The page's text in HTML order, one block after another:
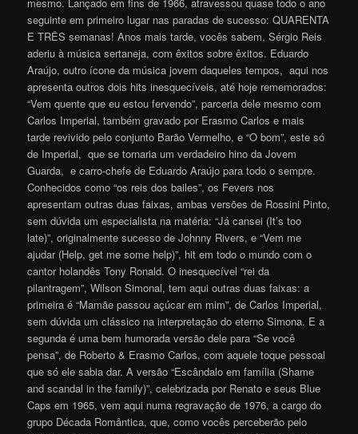
seguinte em primeiro lugar nas paradas de sucesso: QUARENTA
E TRÊS semanas! Anos mais tarde, vocês sabem, Sérgio Reis
aderiu à música sertaneja, com êxitos sobre êxitos. Eduardo
Araújo, outro ícone da música jovem daqueles tempos, aqui nos
apresenta outros dois hits inesquecíveis, até hoje rememorados:
“Vem quente que eu estou fervendo”, parceria dele mesmo com
Carlos Imperial, também gravado por Erasmo Carlos e mais
tarde revivido pelo conjunto Barão Vermelho, e “O bom”, este só
de Imperial, que se tornaria um verdadeiro hino da Jovem
Guarda, e carro-chefe de Eduardo Araújo para todo o sempre.
Conhecidos como “os reis dos bailes”, os Fevers nos
apresentam outras duas faixas, ambas versões de Rossini Pinto,
sem dúvida um especialista na matéria: “Já cansei (It’s too
late)”, originalmente sucesso de Johnny Rivers, e “Vem me
ajudar (Help, get me some help)”, hit em todo o mundo com o
cantor holandês Tony Ronald. O inesquecível “rei da
pilantragem”, Wilson Simonal, tem aqui outras duas faixas: a
primeira é “Mamãe passou açúcar em mim”, de Carlos Imperial,
sem dúvida um clássico na interpretação do eterno Simona. E a
segunda é uma bem humorada versão dele para “Se você
pensa”, de Roberto & Erasmo Carlos, com aquele toque pessoal
que só ele sabia dar. A versão “Escândalo em família (Shame
and scandal in the family)”, celebrizada por Renato e seus Blue
Caps em 1965, vem aqui numa regravação de 1976, a cargo do
grupo Década Romântica, que, como vocês perceberão pelo